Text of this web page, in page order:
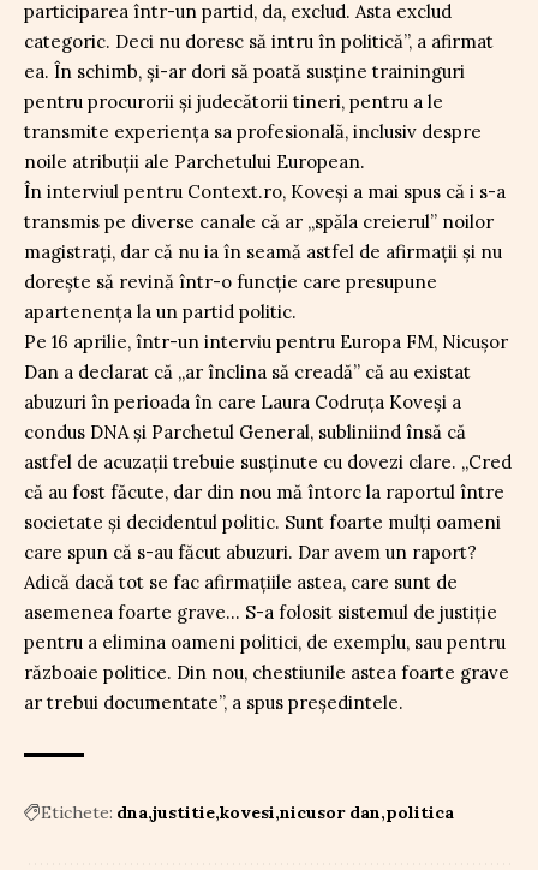
participarea într-un partid, da, exclud. Asta exclud
categoric. Deci nu doresc să intru în politică”, a afirmat
ea. În schimb, și-ar dori să poată susține traininguri
pentru procurorii și judecătorii tineri, pentru a le
transmite experiența sa profesională, inclusiv despre
noile atribuții ale Parchetului European.
În interviul pentru Context.ro, Koveși a mai spus că i s-a
transmis pe diverse canale că ar „spăla creierul” noilor
magistrați, dar că nu ia în seamă astfel de afirmații și nu
dorește să revină într-o funcție care presupune
apartenența la un partid politic.
Pe 16 aprilie, într-un interviu pentru Europa FM, Nicușor
Dan a declarat că „ar înclina să creadă” că au existat
abuzuri în perioada în care Laura Codruța Koveși a
condus DNA și Parchetul General, subliniind însă că
astfel de acuzații trebuie susținute cu dovezi clare. „Cred
că au fost făcute, dar din nou mă întorc la raportul între
societate și decidentul politic. Sunt foarte mulți oameni
care spun că s-au făcut abuzuri. Dar avem un raport?
Adică dacă tot se fac afirmațiile astea, care sunt de
asemenea foarte grave… S-a folosit sistemul de justiție
pentru a elimina oameni politici, de exemplu, sau pentru
războaie politice. Din nou, chestiunile astea foarte grave
ar trebui documentate”, a spus președintele.
Etichete: dna justitie kovesi nicusor dan politica